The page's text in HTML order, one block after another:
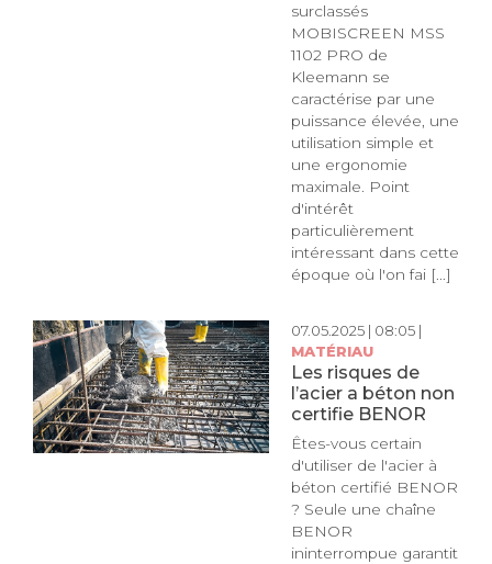
surclassés
MOBISCREEN MSS
1102 PRO de
Kleemann se
caractérise par une
puissance élevée, une
utilisation simple et
une ergonomie
maximale. Point
d'intérêt
particulièrement
intéressant dans cette
époque où l'on fai [...]
07.05.2025 | 08:05 |
MATÉRIAU
Les risques de
l’acier a béton non
certifie BENOR
Êtes-vous certain
d'utiliser de l'acier à
béton certifié BENOR
? Seule une chaîne
BENOR
ininterrompue garantit